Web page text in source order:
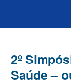
2º
Saúde –